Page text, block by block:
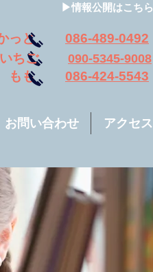
▶情報公開はこちら
かっと 086-489-0492
もも 086-424-5543
いちご 090-5345-9008
お問い合わせ アクセス